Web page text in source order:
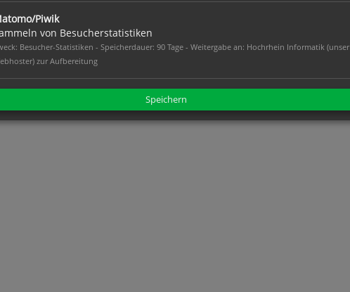
Piwik
von Besucherstatistiken
Besucher-Statistiken - Speicherdauer: 90 Tage - Weitergabe an: Hochrhein Informatik (unser
zur Aufbereitung
Speichern